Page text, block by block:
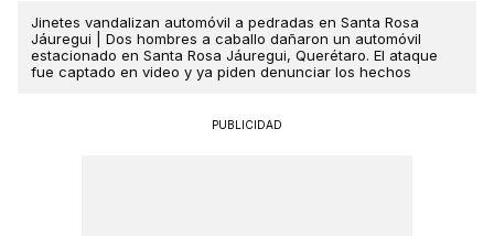
Jinetes vandalizan automóvil a pedradas en Santa Rosa
Jáuregui | Dos hombres a caballo dañaron un automóvil
estacionado en Santa Rosa Jáuregui, Querétaro. El ataque
fue captado en video y ya piden denunciar los hechos
PUBLICIDAD